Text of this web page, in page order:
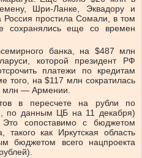
Шри-Ланке, Эквадору и
простила Сомали, в том
сохранялись еще со времен
банка, на $487 млн
которой президент РФ
платежи по кредитам
того, на $117 млн сократилась
млн — Армении.
в пересчете на рубли по
по данным ЦБ на 11 декабря)
сопоставимо с бюджетом
такого как Иркутская область
бюджетом всего нацпроекта